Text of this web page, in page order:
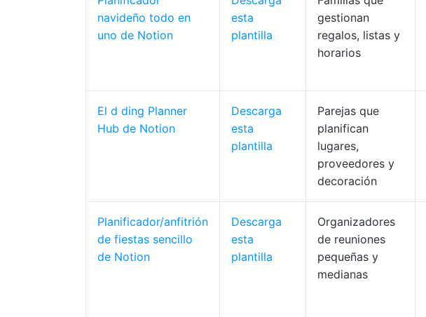
navideño todo en
uno de Notion
esta
plantilla
gestionan
regalos, listas y
horarios
El d ding Planner
Hub de Notion
Descarga
esta
plantilla
Parejas que
planifican
lugares,
proveedores y
decoración
Planificador/anfitrión
de fiestas sencillo
de Notion
Descarga
esta
plantilla
Organizadores
de reuniones
pequeñas y
medianas